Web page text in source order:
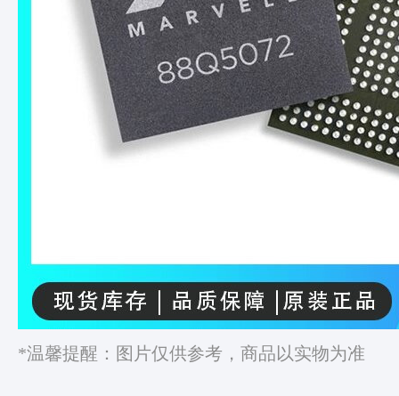
*温馨提醒：图片仅供参考，商品以实物为准